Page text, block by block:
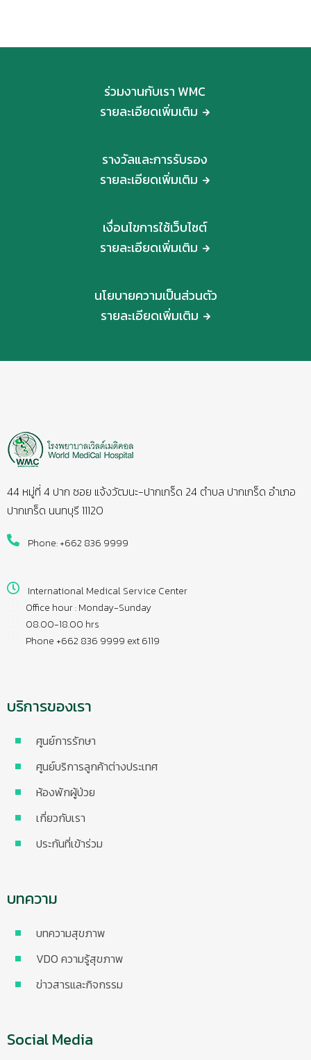
ร่วมงานกับเรา WMC
รายละเอียดเพิ่มเติม
รางวัลและการรับรอง
รายละเอียดเพิ่มเติม
เงื่อนไขการใช้เว็บไซต์
รายละเอียดเพิ่มเติม
นโยบายความเป็นส่วนตัว
รายละเอียดเพิ่มเติม
44 หมู่ที่ 4 ปาก ซอย แจ้งวัฒนะ-ปากเกร็ด 24 ตำบล ปากเกร็ด อำเภอ
ปากเกร็ด นนทบุรี 11120
Phone: +662 836 9999
International Medical Service Center
Office hour : Monday-Sunday
08.00-18.00 hrs
Phone +662 836 9999 ext 6119
บริการของเรา
ศูนย์การรักษา
ศูนย์บริการลูกค้าต่างประเทศ
ห้องพักผู้ป่วย
เกี่ยวกับเรา
ประกันที่เข้าร่วม
บทความ
บทความสุขภาพ
VDO ความรู้สุขภาพ
ข่าวสารและกิจกรรม
Social Media